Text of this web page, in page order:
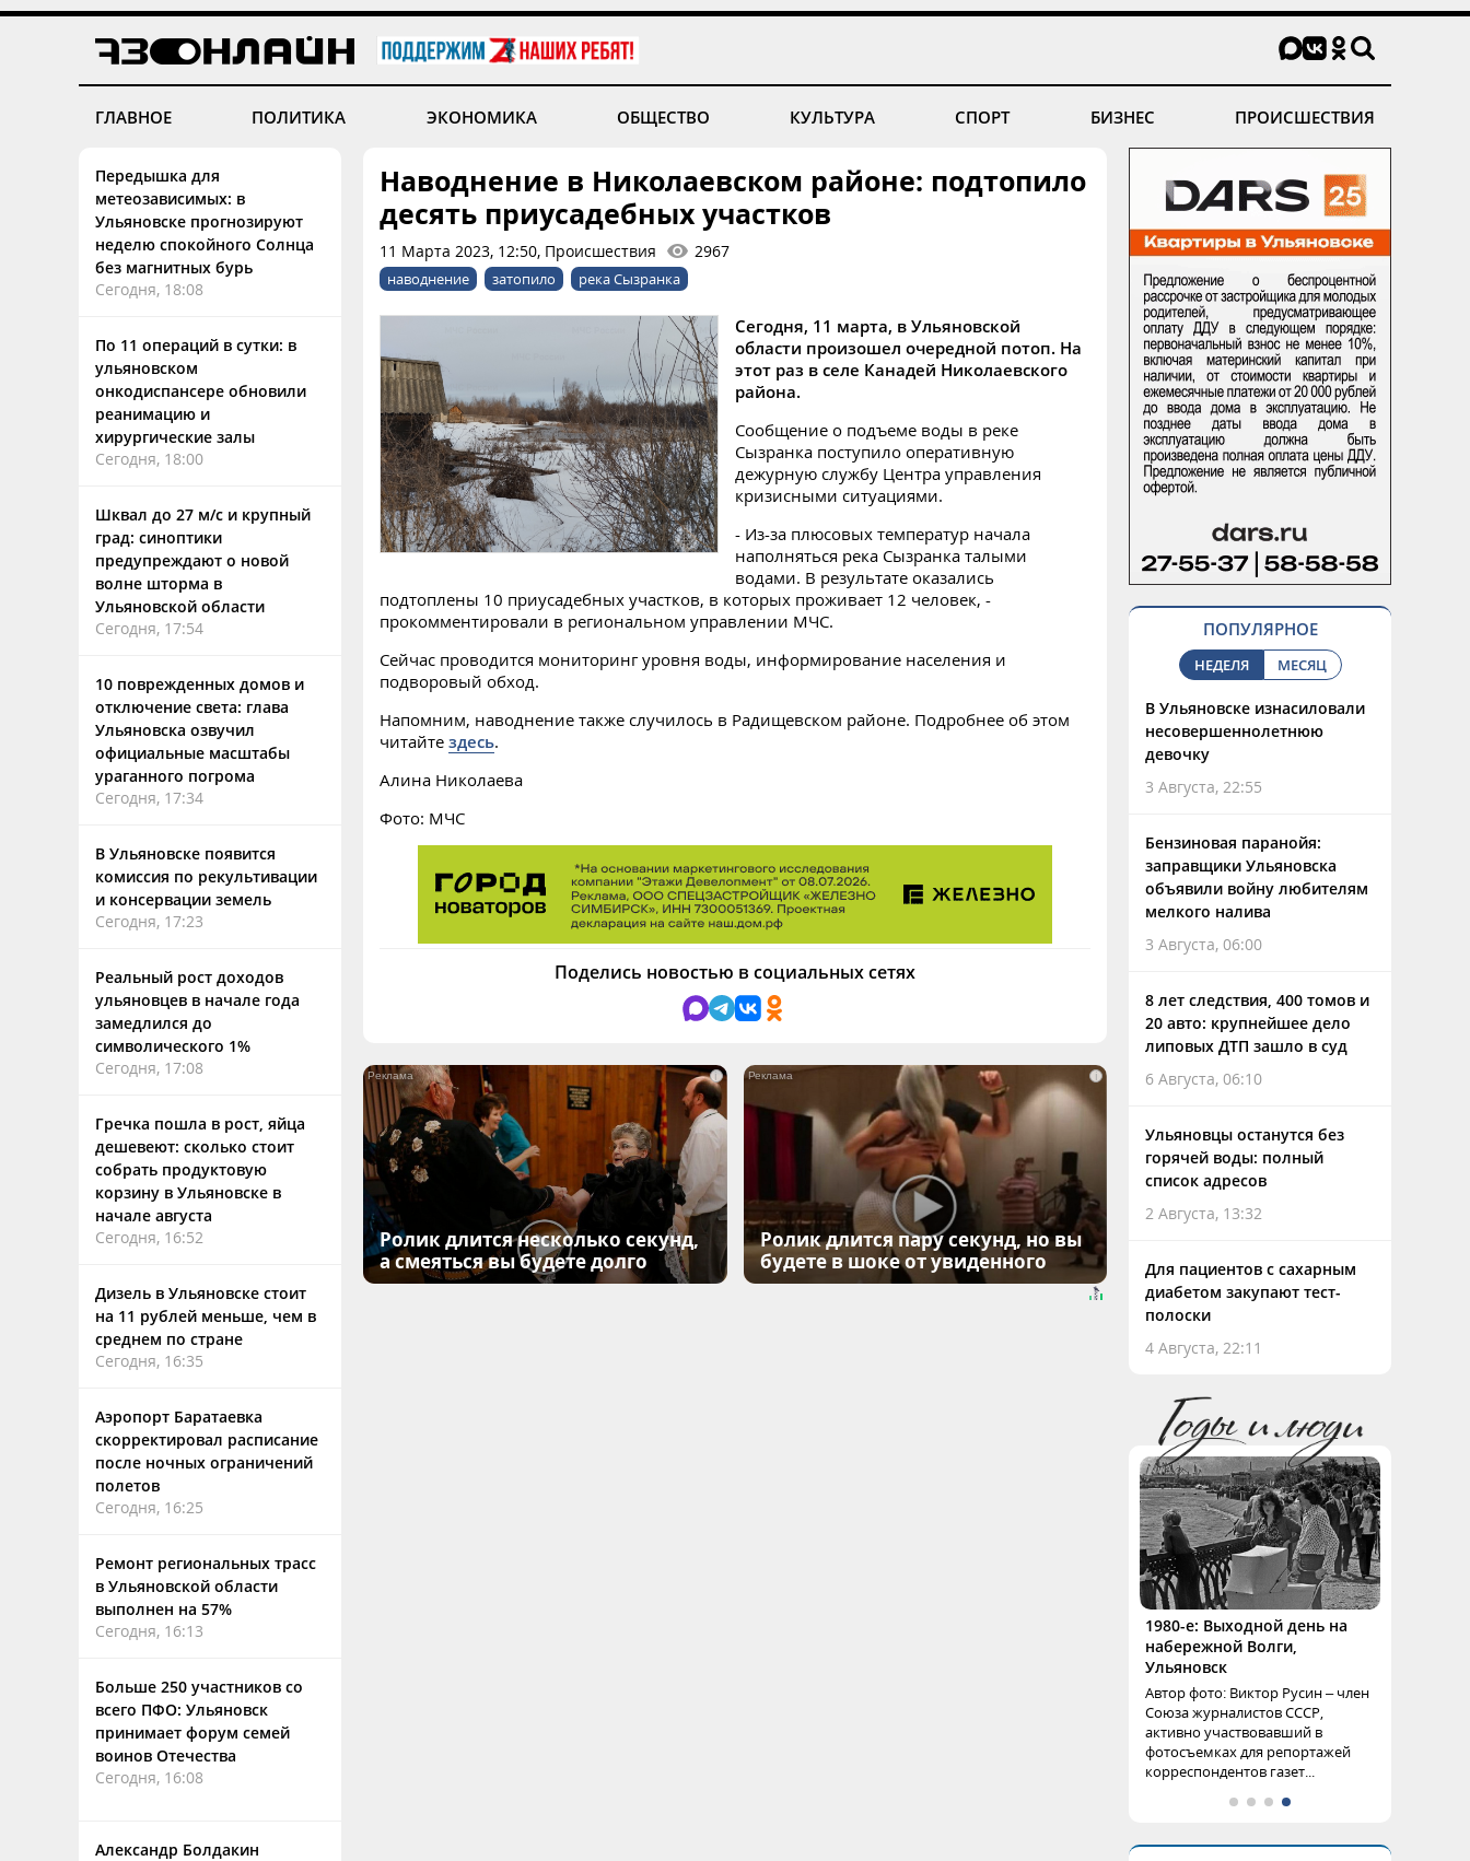
ГЛАВНОЕ ПОЛИТИКА ЭКОНОМИКА ОБЩЕСТВО КУЛЬТУРА СПОРТ БИЗНЕС ПРОИСШЕСТВИЯ
Передышка для
метеозависимых: в
Ульяновске прогнозируют
неделю спокойного Солнца
без магнитных бурь
Сегодня, 18:08
По 11 операций в сутки: в
ульяновском
онкодиспансере обновили
реанимацию и
хирургические залы
Сегодня, 18:00
Шквал до 27 м/с и крупный
град: синоптики
предупреждают о новой
волне шторма в
Ульяновской области
Сегодня, 17:54
10 поврежденных домов и
отключение света: глава
Ульяновска озвучил
официальные масштабы
ураганного погрома
Сегодня, 17:34
В Ульяновске появится
комиссия по рекультивации
и консервации земель
Сегодня, 17:23
Реальный рост доходов
ульяновцев в начале года
замедлился до
символического 1%
Сегодня, 17:08
Гречка пошла в рост, яйца
дешевеют: сколько стоит
собрать продуктовую
корзину в Ульяновске в
начале августа
Сегодня, 16:52
Дизель в Ульяновске стоит
на 11 рублей меньше, чем в
среднем по стране
Сегодня, 16:35
Аэропорт Баратаевка
скорректировал расписание
после ночных ограничений
полетов
Сегодня, 16:25
Ремонт региональных трасс
в Ульяновской области
выполнен на 57%
Сегодня, 16:13
Больше 250 участников со
всего ПФО: Ульяновск
принимает форум семей
воинов Отечества
Сегодня, 16:08
Александр Болдакин
Наводнение в Николаевском районе: подтопило
десять приусадебных участков
11 Марта 2023, 12:50, Происшествия 2967
наводнение затопило река Сызранка
Сегодня, 11 марта, в Ульяновской
области произошел очередной потоп. На
этот раз в селе Канадей Николаевского
района.
Сообщение о подъеме воды в реке
Сызранка поступило оперативную
дежурную службу Центра управления
кризисными ситуациями.
- Из-за плюсовых температур начала
наполняться река Сызранка талыми
водами. В результате оказались
подтоплены 10 приусадебных участков, в которых проживает 12 человек, -
прокомментировали в региональном управлении МЧС.
Сейчас проводится мониторинг уровня воды, информирование населения и
подворовый обход.
Напомним, наводнение также случилось в Радищевском районе. Подробнее об этом
читайте здесь.
Алина Николаева
Фото: МЧС
Поделись новостью в социальных сетях
i
Ролик длится несколько секунд,
а смеяться вы будете долго
i
Ролик длится пару секунд, но вы
будете в шоке от увиденного
ПОПУЛЯРНОЕ
НЕДЕЛЯ МЕСЯЦ
В Ульяновске изнасиловали
несовершеннолетнюю
девочку
3 Августа, 22:55
Бензиновая паранойя:
заправщики Ульяновска
объявили войну любителям
мелкого налива
3 Августа, 06:00
8 лет следствия, 400 томов и
20 авто: крупнейшее дело
липовых ДТП зашло в суд
6 Августа, 06:10
Ульяновцы останутся без
горячей воды: полный
список адресов
2 Августа, 13:32
Для пациентов с сахарным
диабетом закупают тест-
полоски
4 Августа, 22:11
1980-е: Выходной день на
набережной Волги,
Ульяновск
Автор фото: Виктор Русин – член
Союза журналистов СССР,
активно участвовавший в
фотосъемках для репортажей
корреспондентов газет...